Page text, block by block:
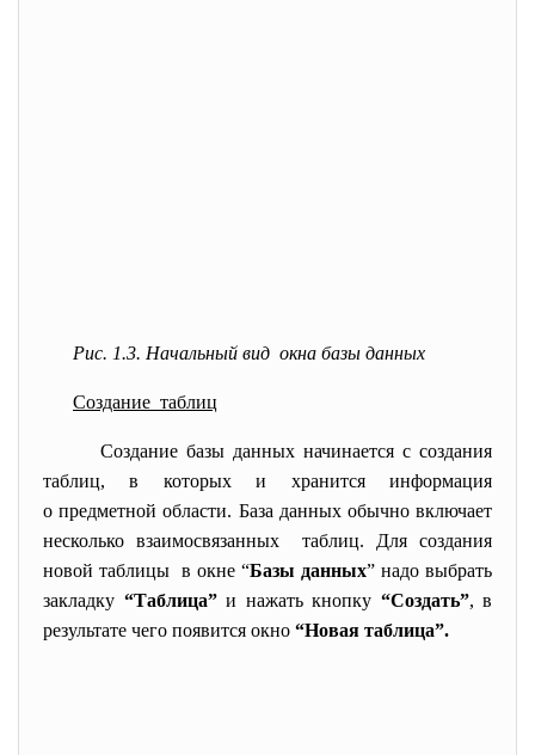
Рис. 1.3. Начальный вид окна базы данных
Создание таблиц
Создание базы данных начинается с создания
таблиц, в которых и хранится информация
о предметной области. База данных обычно включает
несколько взаимосвязанных таблиц. Для создания
новой таблицы в окне “Базы данных” надо выбрать
закладку “Таблица” и нажать кнопку “Создать”, в
результате чего появится окно “Новая таблица”.